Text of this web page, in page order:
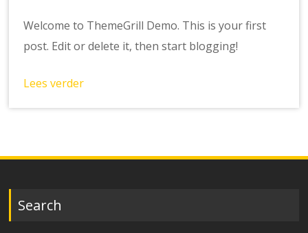
Welcome to ThemeGrill Demo. This is your first
post. Edit or delete it, then start blogging!
Lees verder
Search